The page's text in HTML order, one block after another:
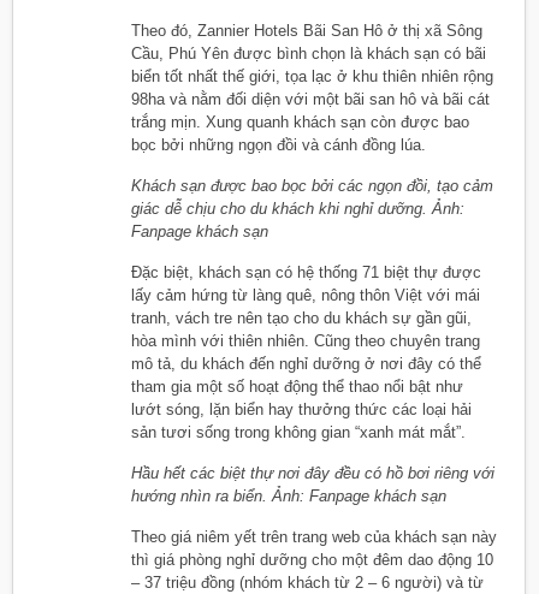
Theo đó, Zannier Hotels Bãi San Hô ở thị xã Sông
Cầu, Phú Yên được bình chọn là khách sạn có bãi
biển tốt nhất thế giới, tọa lạc ở khu thiên nhiên rộng
98ha và nằm đối diện với một bãi san hô và bãi cát
trắng mịn. Xung quanh khách sạn còn được bao
bọc bởi những ngọn đồi và cánh đồng lúa.
Khách sạn được bao bọc bởi các ngọn đồi, tạo cảm
giác dễ chịu cho du khách khi nghỉ dưỡng. Ảnh:
Fanpage khách sạn
Đặc biệt, khách sạn có hệ thống 71 biệt thự được
lấy cảm hứng từ làng quê, nông thôn Việt với mái
tranh, vách tre nên tạo cho du khách sự gần gũi,
hòa mình với thiên nhiên. Cũng theo chuyên trang
mô tả, du khách đến nghỉ dưỡng ở nơi đây có thể
tham gia một số hoạt động thể thao nổi bật như
lướt sóng, lặn biển hay thưởng thức các loại hải
sản tươi sống trong không gian “xanh mát mắt”.
Hầu hết các biệt thự nơi đây đều có hồ bơi riêng với
hướng nhìn ra biển. Ảnh: Fanpage khách sạn
Theo giá niêm yết trên trang web của khách sạn này
thì giá phòng nghỉ dưỡng cho một đêm dao động 10
– 37 triệu đồng (nhóm khách từ 2 – 6 người) và từ